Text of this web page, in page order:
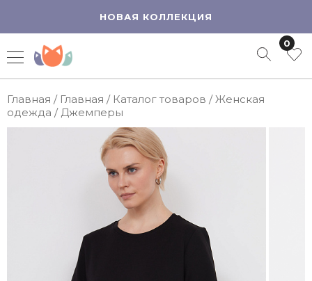
НОВАЯ КОЛЛЕКЦИЯ
0
Главная / Главная / Каталог товаров /Женская
одежда / Джемперы